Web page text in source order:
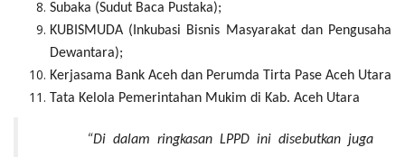
Subaka (Sudut Baca Pustaka);
KUBISMUDA (Inkubasi Bisnis Masyarakat dan Pengusaha
Dewantara);
Kerjasama Bank Aceh dan Perumda Tirta Pase Aceh Utara
Tata Kelola Pemerintahan Mukim di Kab. Aceh Utara
“Di dalam ringkasan LPPD ini disebutkan juga